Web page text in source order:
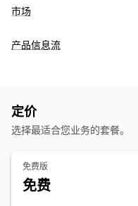
市场
产品页面管理
订单管理
库存同步 自定义规则
产品信息流
自定义规则
多属性同步 产品系列定向
产品同步
产品选择
定价
选择最适合您业务的套餐。
免费版
免费